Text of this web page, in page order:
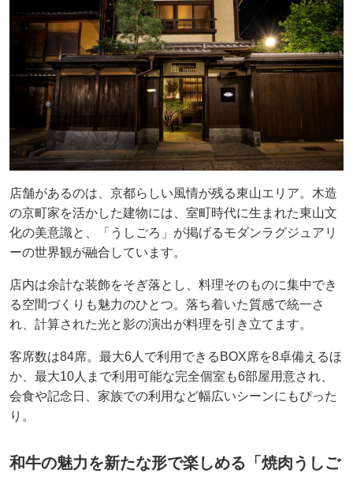
店舗があるのは、京都らしい風情が残る東山エリア。木造
の京町家を活かした建物には、室町時代に生まれた東山文
化の美意識と、「うしごろ」が掲げるモダンラグジュアリ
ーの世界観が融合しています。
店内は余計な装飾をそぎ落とし、料理そのものに集中でき
る空間づくりも魅力のひとつ。落ち着いた質感で統一さ
れ、計算された光と影の演出が料理を引き立てます。
客席数は84席。最大6人で利用できるBOX席を8卓備えるほ
か、最大10人まで利用可能な完全個室も6部屋用意され、
会食や記念日、家族での利用など幅広いシーンにもぴった
り。
和牛の魅力を新たな形で楽しめる「焼肉うしご